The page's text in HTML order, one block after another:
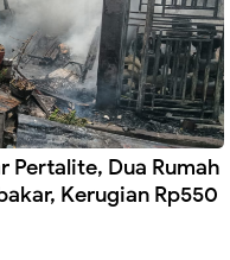
Pertalite, Dua Rumah
Kerugian Rp550